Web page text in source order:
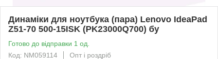
Динаміки для ноутбука (пара) Lenovo IdeaPad
Z51-70 500-15ISK (PK23000Q700) бу
Готово до відправки 1 од.
Код: NM059114
Опт і роздріб